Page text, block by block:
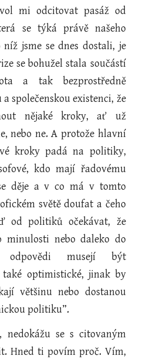
mi odcitovat pasáž od
se týká právě našeho
níž jsme se dnes dostali, je
se bohužel stala součástí
a tak bezprostředně
společenskou existenci, že
nějaké kroky, ať už
nebo ne. A protože hlavní
kroky padá na politiky,
kdo mají řadovému
děje a v co má v tomto
světě doufat a čeho
od politiků očekávat, že
minulosti nebo daleko do
odpovědi musejí být
také optimistické, jinak by
většinu nebo dostanou
politiku”.
se s citovaným
Hned ti povím proč. Vím,